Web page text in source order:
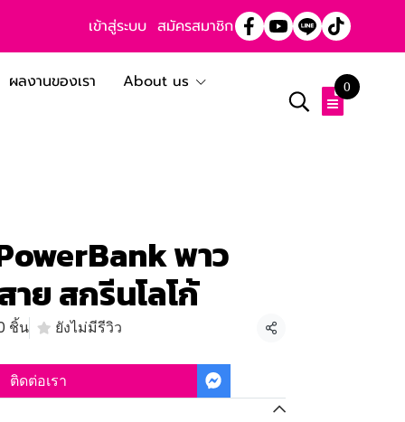
เข้าสู่ระบบ สมัครสมาชิก
ผลงานของเรา
About us
0
พาว
าย สกรีนโลโก้
ชิ้น ยังไม่มีรีวิว
แชร์
ติดต่อเรา